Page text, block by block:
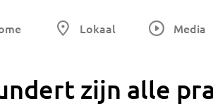
Lokaal Media
zijn alle